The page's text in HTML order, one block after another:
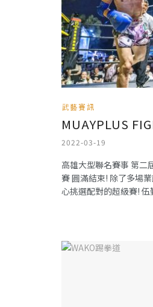
武藝賽訊
MUAYPLUS
2022-03-19
高雄大型聯名賽事 第二
賽 圓滿結束! 除了多場
心挑選配對的超級賽! 伍